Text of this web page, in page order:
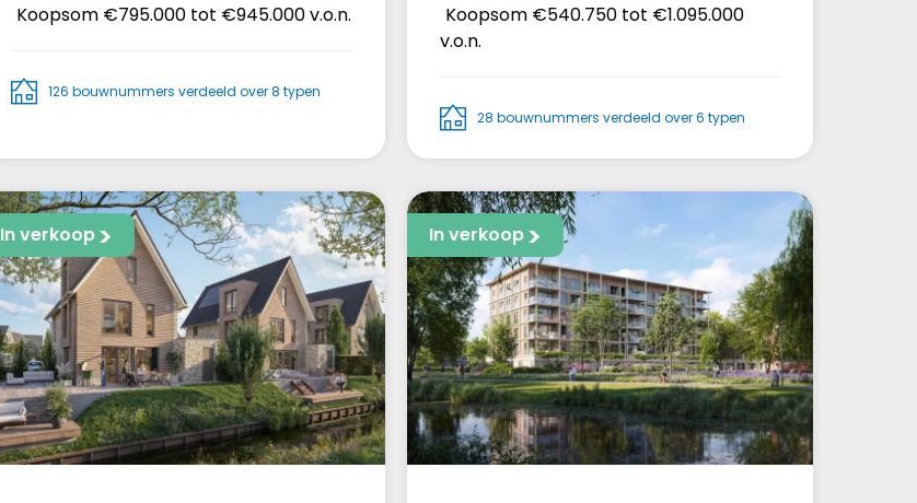
Koopsom €795.000 tot €945.000 v.o.n.
126 bouwnummers verdeeld over 8 typen
Koopsom€540.750 tot €1.095.000
v.o.n.
28 bouwnummers verdeeld over 6 typen
In verkoop In verkoop